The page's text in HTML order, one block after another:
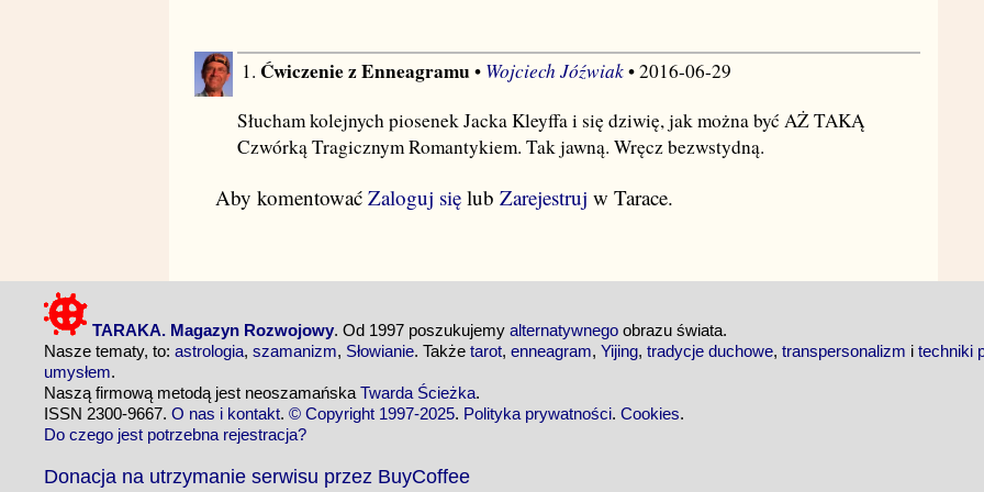
1. Ćwiczenie z Enneagramu• Wojciech Jóźwiak• 2016-06-29
Słucham kolejnych piosenek Jacka Kleyffa i się dziwię, jak można być AŻ TAKĄ
Czwórką Tragicznym Romantykiem. Tak jawną. Wręcz bezwstydną.
Aby komentować Zaloguj się lub Zarejestruj w Tarace.
TARAKA. Magazyn Rozwojowy. Od 1997 poszukujemy alternatywnego obrazu świata.
Nasze tematy, to: astrologia, szamanizm, Słowianie. Także tarot, enneagram, Yijing, tradycje duchowe, transpersonalizm i techniki
umysłem.
Naszą firmową metodą jest neoszamańska Twarda Ścieżka.
ISSN 2300-9667. O nas i kontakt. © Copyright 1997-2025. Polityka prywatności. Cookies.
Do czego jest potrzebna rejestracja?
Donacja na utrzymanie serwisu przez BuyCoffee